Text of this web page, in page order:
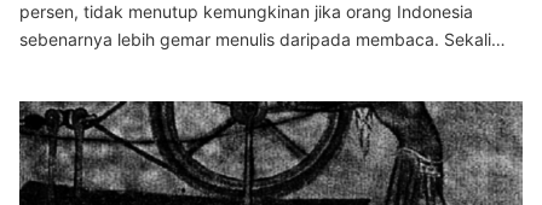
persen, tidak menutup kemungkinan jika orang Indonesia
sebenarnya lebih gemar menulis daripada membaca. Sekali…